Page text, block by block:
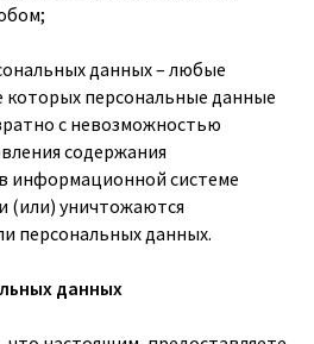
данных – любые
которых персональные данные
с невозможностью
содержания
информационной системе
(или) уничтожаются
персональных данных.
данных